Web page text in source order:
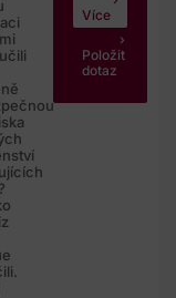
Více
Položit
dotaz